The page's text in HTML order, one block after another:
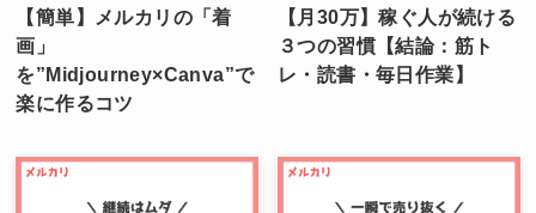
【簡単】メルカリの「着
画」
を”Midjourney×Canva”で
楽に作るコツ
【月30万】稼ぐ人が続ける
３つの習慣【結論：筋ト
レ・読書・毎日作業】